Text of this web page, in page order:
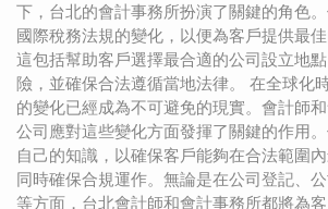
下，台北的會計事務所扮演了關鍵的角色
國際稅務法規的變化，以便為客戶提供最佳
這包括幫助客戶選擇最合適的公司設立地
險，並確保合法遵循當地法律。 在全球化
的變化已經成為不可避免的現實。會計師
公司應對這些變化方面發揮了關鍵的作用
自己的知識，以確保客戶能夠在合法範圍
同時確保合規運作。無論是在公司登記、
等方面，台北會計師和會計事務所都將為